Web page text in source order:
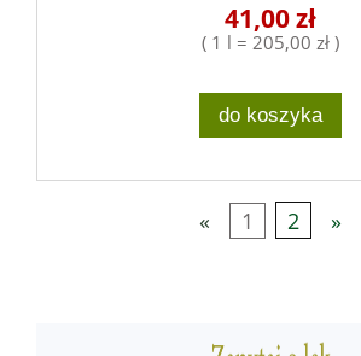
41,00 zł
( 1 l = 205,00 zł )
do koszyka
« 1 2 »